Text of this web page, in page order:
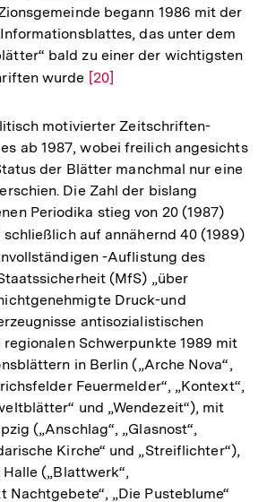
Auflösung
der
Fußnote
begann 1986 mit der
das unter dem
bald zu einer der wichtigsten
wurde Zur
der
Fußnote
[20]
motivierter Zeitschriften-
ab 1987, wobei freilich angesichts
der Blätter manchmal nur eine
Die Zahl der bislang
Periodika stieg von 20 (1987)
schließlich auf annähernd 40 (1989)Zur
-Auflistung des
(MfS) „über
Druck-und
antisozialistischen
regionalen Schwerpunkte 1989 mit
in Berlin („Arche Nova“,
Feuermelder“, „Kontext“,
und „Wendezeit“), mit
(„Anschlag“, „Glasnost“,
Kirche“ und „Streiflichter“),
(„Blattwerk“,
Nachtgebete“, „Die Pusteblume“